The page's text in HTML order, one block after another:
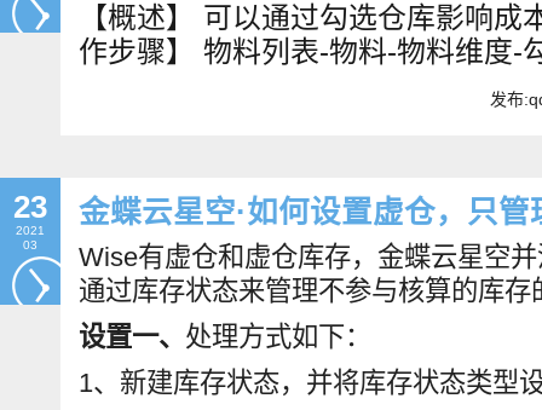
【概述】 可以通过勾选仓库影响
作步骤】 物料列表-物料-物料维度-
发布
23
2021
03
金蝶云星空·如何设置虚仓，只
Wise有虚仓和虚仓库存，金蝶云星空
通过库存状态来管理不参与核算的库存
设置一、 处理方式如下：
1、新建库存状态，并将库存状态类型